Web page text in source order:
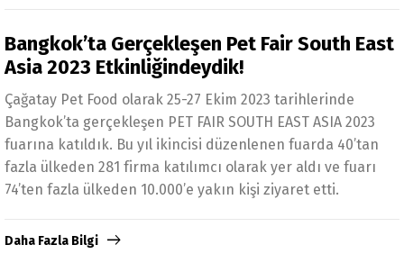
Bangkok’ta Gerçekleşen Pet Fair South East
Asia 2023 Etkinliğindeydik!
Çağatay Pet Food olarak 25-27 Ekim 2023 tarihlerinde
Bangkok’ta gerçekleşen PET FAIR SOUTH EAST ASIA 2023
fuarına katıldık. Bu yıl ikincisi düzenlenen fuarda 40’tan
fazla ülkeden 281 firma katılımcı olarak yer aldı ve fuarı
74’ten fazla ülkeden 10.000’e yakın kişi ziyaret etti.
Daha Fazla Bilgi